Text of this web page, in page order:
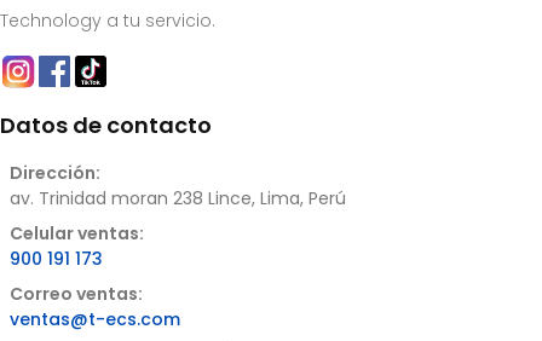
Technology a tu servicio.
Datos de contacto
Dirección:
av. Trinidad moran 238 Lince, Lima, Perú
Celular ventas:
900 191 173
Correo ventas:
ventas@t-ecs.com